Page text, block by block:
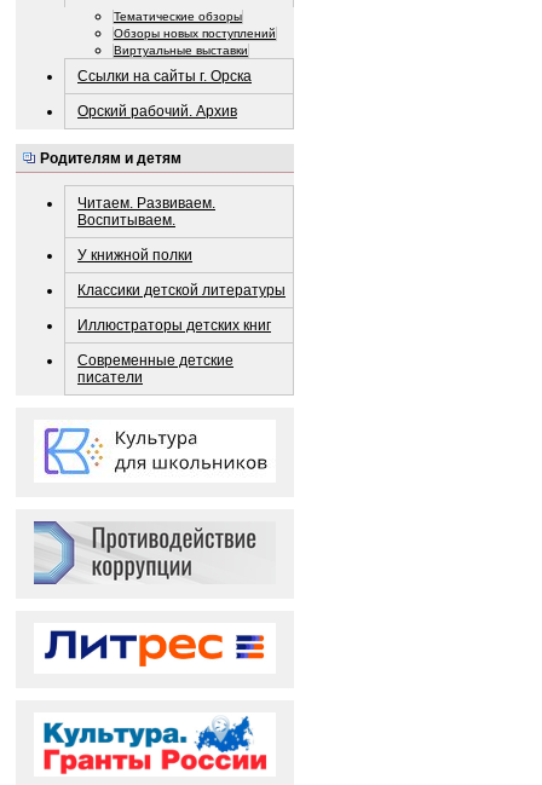
Тематические обзоры
Обзоры новых поступлений
Виртуальные выставки
Ссылки на сайты г. Орска
Орский рабочий. Архив
Родителям и детям
Читаем. Развиваем.
Воспитываем.
У книжной полки
Классики детской литературы
Иллюстраторы детских книг
Современные детские
писатели